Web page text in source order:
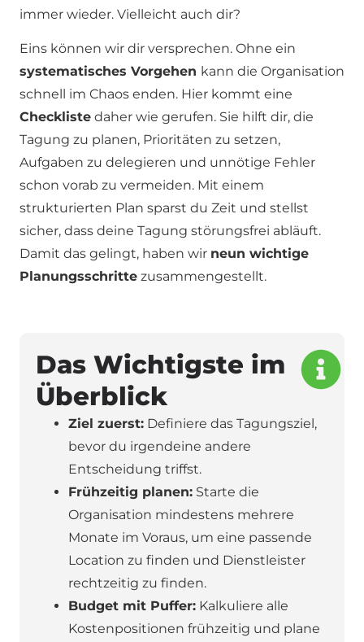
immer wieder. Vielleicht auch dir?
Eins können wir dir versprechen. Ohne ein
systematisches Vorgehen kann die Organisation
schnell im Chaos enden. Hier kommt eine
Checkliste daher wie gerufen. Sie hilft dir, die
Tagung zu planen, Prioritäten zu setzen,
Aufgaben zu delegieren und unnötige Fehler
schon vorab zu vermeiden. Mit einem
strukturierten Plan sparst du Zeit und stellst
sicher, dass deine Tagung störungsfrei abläuft.
Damit das gelingt, haben wir neun wichtige
Planungsschritte zusammengestellt.
Das Wichtigste im
Überblick
Ziel zuerst: Definiere das Tagungsziel,
bevor du irgendeine andere
Entscheidung triffst.
Frühzeitig planen: Starte die
Organisation mindestens mehrere
Monate im Voraus, um eine passende
Location zu finden und Dienstleister
rechtzeitig zu finden.
Budget mit Puffer: Kalkuliere alle
Kostenpositionen frühzeitig und plane